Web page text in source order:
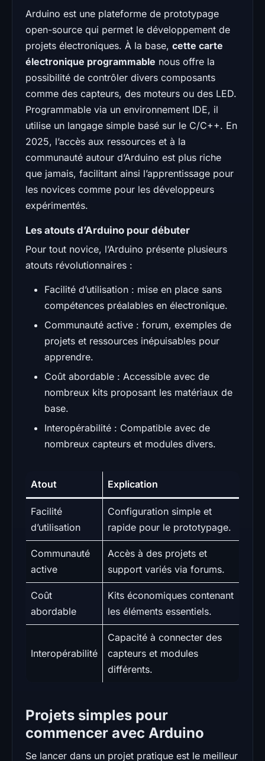
Arduino est une plateforme de prototypage
open-source qui permet le développement de
projets électroniques. À la base, cette carte
électronique programmable nous offre la
possibilité de contrôler divers composants
comme des capteurs, des moteurs ou des LED.
Programmable via un environnement IDE, il
utilise un langage simple basé sur le C/C++. En
2025, l’accès aux ressources et à la
communauté autour d’Arduino est plus riche
que jamais, facilitant ainsi l’apprentissage pour
les novices comme pour les développeurs
expérimentés.
Les atouts d’Arduino pour débuter
Pour tout novice, l’Arduino présente plusieurs
atouts révolutionnaires :
Facilité d’utilisation : mise en place sans
compétences préalables en électronique.
Communauté active : forum, exemples de
projets et ressources inépuisables pour
apprendre.
Coût abordable : Accessible avec de
nombreux kits proposant les matériaux de
base.
Interopérabilité : Compatible avec de
nombreux capteurs et modules divers.
Atout Explication
Facilité
d’utilisation
Configuration simple et
rapide pour le prototypage.
Communauté
active
Accès à des projets et
support variés via forums.
Coût
abordable
Kits économiques contenant
les éléments essentiels.
Interopérabilité
Capacité à connecter des
capteurs et modules
différents.
Projets simples pour
commencer avec Arduino
Se lancer dans un projet pratique est le meilleur